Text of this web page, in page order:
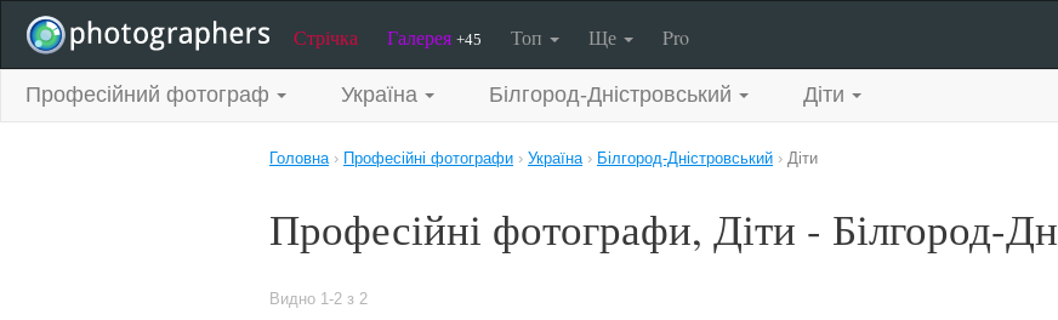
Стрічка Галерея +45 Топ Ще Pro
Професійний фотограф Україна Білгород-Дністровський Діти
Головна› Професійні фотографи › Україна› Білгород-Дністровський › Діти
Професійні фотографи, Діти - Білгород-
Видно 1-2 з 2